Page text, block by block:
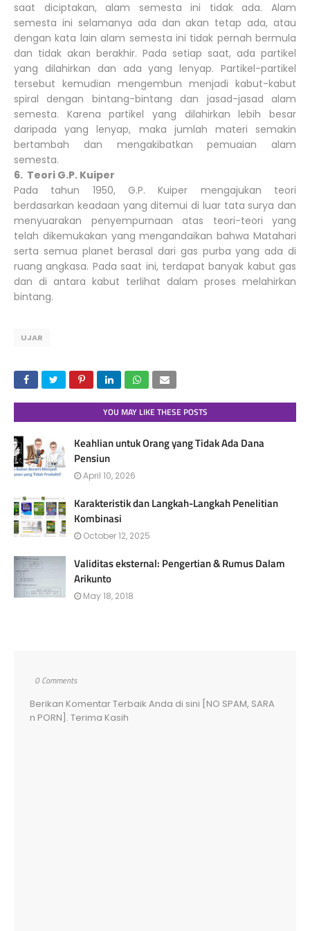
saat diciptakan, alam semesta ini tidak ada. Alam
semesta ini selamanya ada dan akan tetap ada, atau
dengan kata lain alam semesta ini tidak pernah bermula
dan tidak akan berakhir. Pada setiap saat, ada partikel
yang dilahirkan dan ada yang lenyap. Partikel-partikel
tersebut kemudian mengembun menjadi kabut-kabut
spiral dengan bintang-bintang dan jasad-jasad alam
semesta. Karena partikel yang dilahirkan lebih besar
daripada yang lenyap, maka jumlah materi semakin
bertambah dan mengakibatkan pemuaian alam
semesta.
6. Teori G.P. Kuiper
Pada tahun 1950, G.P. Kuiper mengajukan teori
berdasarkan keadaan yang ditemui di luar tata surya dan
menyuarakan penyempurnaan atas teori-teori yang
telah dikemukakan yang mengandaikan bahwa Matahari
serta semua planet berasal dari gas purba yang ada di
ruang angkasa. Pada saat ini, terdapat banyak kabut gas
dan di antara kabut terlihat dalam proses melahirkan
bintang.
UJAR
YOU MAY LIKE THESE POSTS
Keahlian untuk Orang yang Tidak Ada Dana
Pensiun
April 10, 2026
Karakteristik dan Langkah-Langkah Penelitian
Kombinasi
October 12, 2025
Validitas eksternal: Pengertian & Rumus Dalam
Arikunto
May 18, 2018
0 Comments
Berikan Komentar Terbaik Anda di sini [NO SPAM, SARA
n PORN]. Terima Kasih